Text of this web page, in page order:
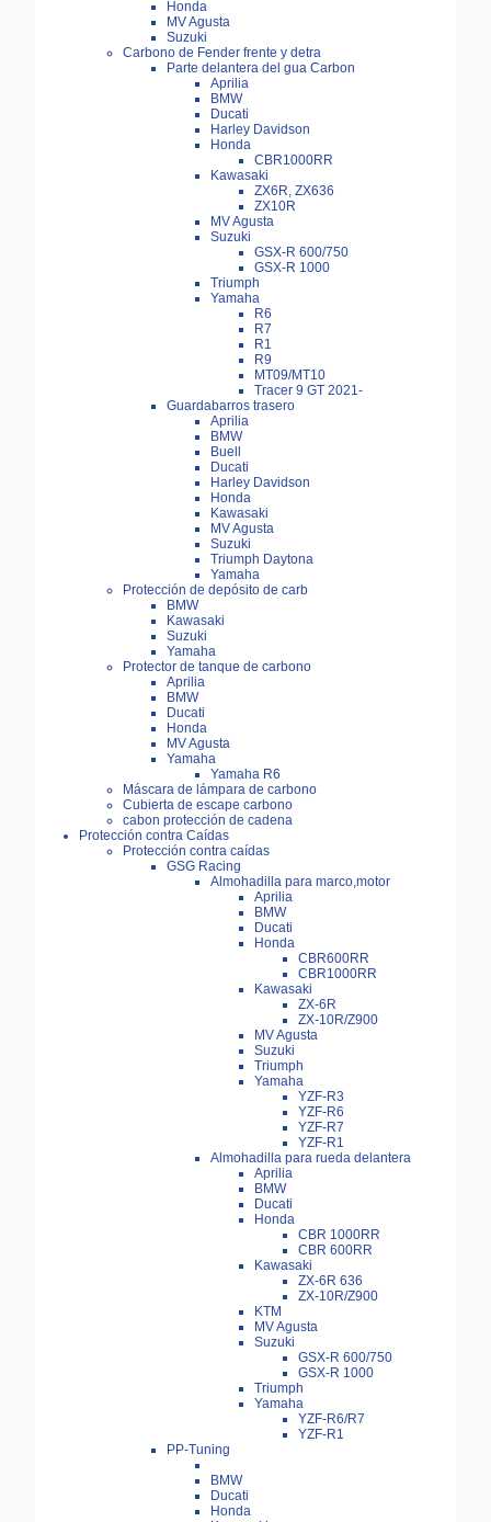
Honda
MV Agusta
Suzuki
Carbono de Fender frente y detra
Parte delantera del gua Carbon
Aprilia
BMW
Ducati
Harley Davidson
Honda
CBR1000RR
Kawasaki
ZX6R, ZX636
ZX10R
MV Agusta
Suzuki
GSX-R 600/750
GSX-R 1000
Triumph
Yamaha
R6
R7
R1
R9
MT09/MT10
Tracer 9 GT 2021-
Guardabarros trasero
Aprilia
BMW
Buell
Ducati
Harley Davidson
Honda
Kawasaki
MV Agusta
Suzuki
Triumph Daytona
Yamaha
Protección de depósito de carb
BMW
Kawasaki
Suzuki
Yamaha
Protector de tanque de carbono
Aprilia
BMW
Ducati
Honda
MV Agusta
Yamaha
Yamaha R6
Máscara de lámpara de carbono
Cubierta de escape carbono
cabon protección de cadena
Protección contra Caídas
Protección contra caídas
GSG Racing
Almohadilla para marco,motor
Aprilia
BMW
Ducati
Honda
CBR600RR
CBR1000RR
Kawasaki
ZX-6R
ZX-10R/Z900
MV Agusta
Suzuki
Triumph
Yamaha
YZF-R3
YZF-R6
YZF-R7
YZF-R1
Almohadilla para rueda delantera
Aprilia
BMW
Ducati
Honda
CBR 1000RR
CBR 600RR
Kawasaki
ZX-6R 636
ZX-10R/Z900
KTM
MV Agusta
Suzuki
GSX-R 600/750
GSX-R 1000
Triumph
Yamaha
YZF-R6/R7
YZF-R1
PP-Tuning
BMW
Ducati
Honda